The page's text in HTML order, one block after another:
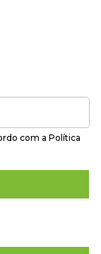
com a Política